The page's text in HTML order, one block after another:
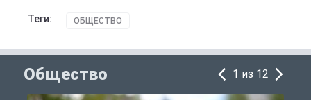
Теги: ОБЩЕСТВО
Общество 1 из 12